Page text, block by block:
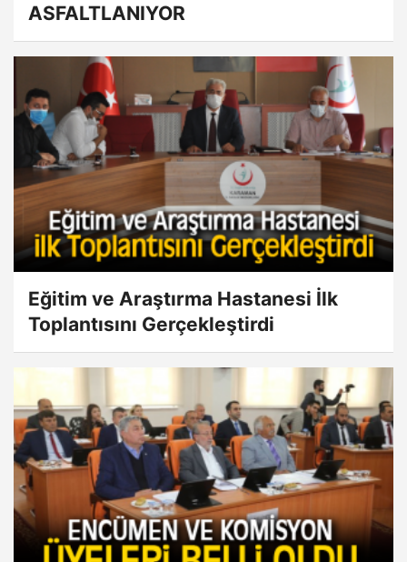
ASFALTLANIYOR
Eğitim ve Araştırma Hastanesi İlk
Toplantısını Gerçekleştirdi